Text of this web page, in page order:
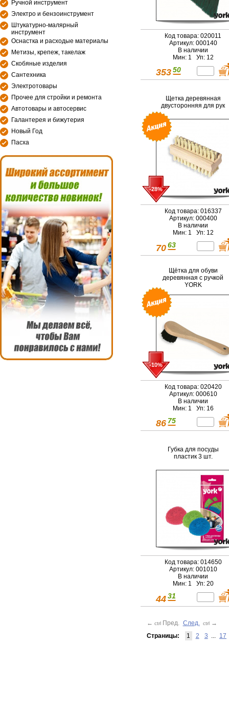
Ручной инструмент
Электро и бензоинструмент
Штукатурно-малярный
инструмент
Оснастка и расходые материалы
Метизы, крепеж, такелаж
Скобяные изделия
Сантехника
Электротовары
Прочее для стройки и ремонта
Автотовары и автосервис
Галантерея и бижутерия
Новый Год
Пасха
Код товара: 020011
Артикул: 000140
В наличии
Мин: 1 Уп: 12
353 50
Щетка деревянная
двусторонняя для рук
-28%
Код товара: 016337
Артикул: 000400
В наличии
Мин: 1 Уп: 12
70 63
Щётка для обуви
деревянная с ручкой
YORK
-10%
Код товара: 020420
Артикул: 000610
В наличии
Мин: 1 Уп: 16
86 75
Губка для посуды
пластик 3 шт.
Код товара: 014650
Артикул: 001010
В наличии
Мин: 1 Уп: 20
44 31
← ctrl Пред. След. ctrl →
Страницы:
1 2 3 ... 17